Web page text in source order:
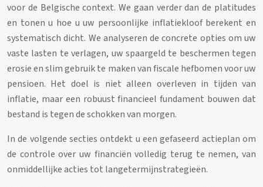
voor de Belgische context. We gaan verder dan de platitudes
en tonen u hoe u uw persoonlijke inflatiekloof berekent en
systematisch dicht. We analyseren de concrete opties om uw
vaste lasten te verlagen, uw spaargeld te beschermen tegen
erosie en slim gebruik te maken van fiscale hefbomen voor uw
pensioen. Het doel is niet alleen overleven in tijden van
inflatie, maar een robuust financieel fundament bouwen dat
bestand is tegen de schokken van morgen.
In de volgende secties ontdekt u een gefaseerd actieplan om
de controle over uw financiën volledig terug te nemen, van
onmiddellijke acties tot langetermijnstrategieën.